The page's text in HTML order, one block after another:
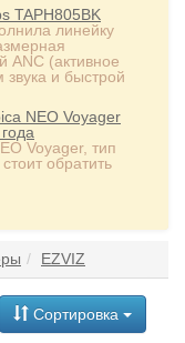
TAPH805BK
линейку
ANC (активное
и быстрой
NEO Voyager
Voyager, тип
обратить
EZVIZ
Сортировка